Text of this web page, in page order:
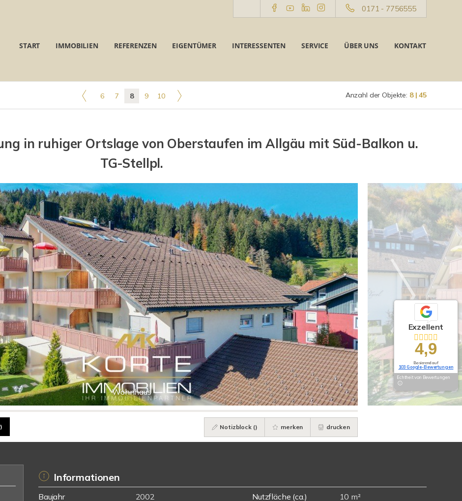
0171 - 7756555
START IMMOBILIEN REFERENZEN EIGENTÜMER INTERESSENTEN SERVICE ÜBER UNS KONTAKT
6 7 8 9 10 Anzahl der Objekte: 8 | 45
in ruhiger Ortslage von Oberstaufen im Allgäu mit Süd-Balkon u.
TG-Stellpl.
Wohnhaus
Notizblock () merken drucken
Informationen
Baujahr 2002 Nutzfläche (ca.)
10 m²
Exzellent
4,9
Basierend auf
103 Google-Bewertungen
Echtheit von Bewertungen